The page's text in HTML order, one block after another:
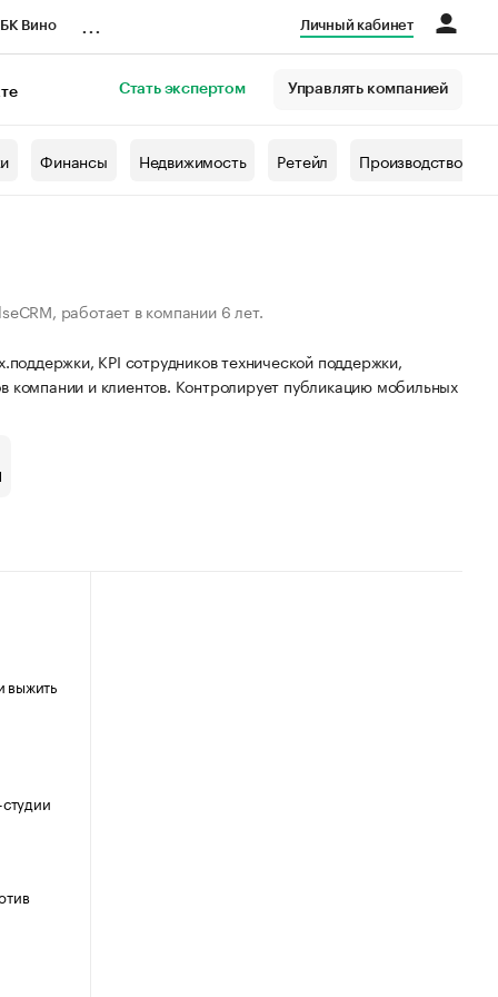
Вино Личный кабинет
Стать экспертом Управлять компанией
Финансы Недвижимость Ретейл Производство
работает в компании 6 лет.
KPI сотрудников технической поддержки,
компании и клиентов. Контролирует публикацию мобильных
выжить